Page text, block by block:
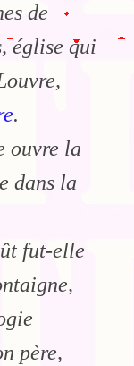
de
église qui
.
ouvre la
dans la
fut-elle
père,